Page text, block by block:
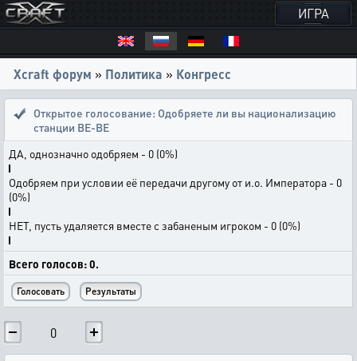
ИГРА
Xcraft форум » Политика » Конгресс
Открытое голосование: Одобряете ли вы национализацию
станции BE-BE
ДА, однозначно одобряем - 0 (0%)
Одобряем при условии её передачи другому от и.о. Императора - 0
(0%)
НЕТ, пусть удаляется вместе с забаненым игроком - 0 (0%)
Всего голосов: 0.
0